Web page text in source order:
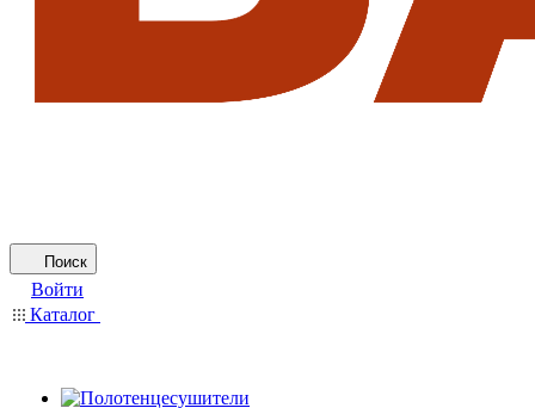
Поиск
Войти
Каталог